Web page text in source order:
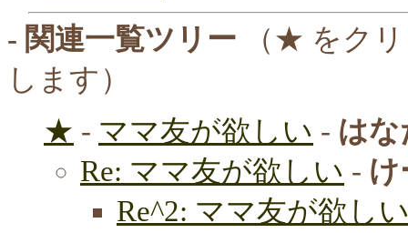
- 関連一覧ツリー （★ をク
します）
★ - ママ友が欲しい - はな
Re: ママ友が欲しい - け
Re^2: ママ友が欲し